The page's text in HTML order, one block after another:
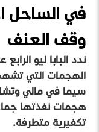
في الساحل
وقف العنف
ندد البابا ليو
الهجمات التي
سيما في مالي
هجمات نفذتها
تكفيرية متطرفة.